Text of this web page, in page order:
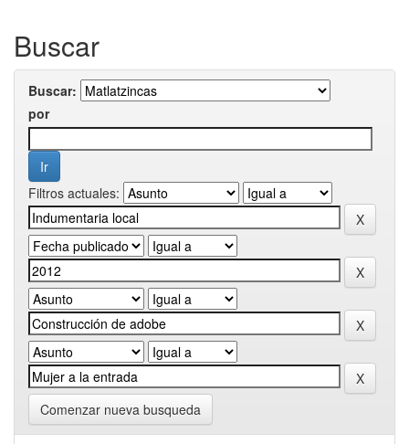
Buscar
Buscar:
por
Filtros actuales:
Comenzar nueva busqueda